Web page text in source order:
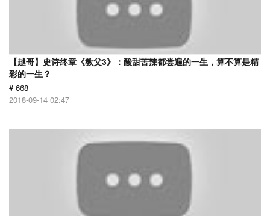
【越哥】史诗终章《教父3》：酸甜苦辣都尝遍的一生，算不算是精
彩的一生？
# 668
2018-09-14 02:47